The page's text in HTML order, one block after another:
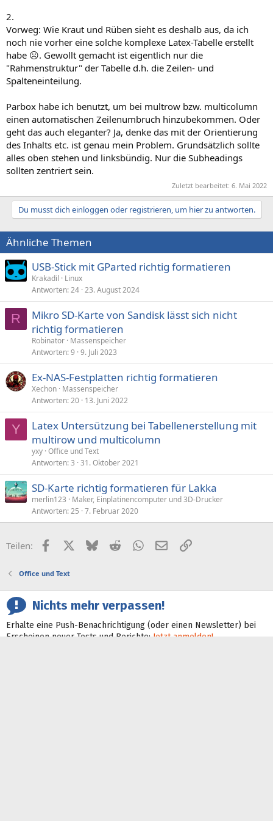
2.
Vorweg: Wie Kraut und Rüben sieht es deshalb aus, da ich
noch nie vorher eine solche komplexe Latex-Tabelle erstellt
habe ☹️. Gewollt gemacht ist eigentlich nur die
"Rahmenstruktur" der Tabelle d.h. die Zeilen- und
Spalteneinteilung.
Parbox habe ich benutzt, um bei multrow bzw. multicolumn
einen automatischen Zeilenumbruch hinzubekommen. Oder
geht das auch eleganter? Ja, denke das mit der Orientierung
des Inhalts etc. ist genau mein Problem. Grundsätzlich sollte
alles oben stehen und linksbündig. Nur die Subheadings
sollten zentriert sein.
Zuletzt bearbeitet: 6. Mai 2022
Du musst dich einloggen oder registrieren, um hier zu antworten.
Ähnliche Themen
USB-Stick mit GParted richtig formatieren
Krakadil
Linux
Antworten 24 23. August 2024
R
Mikro SD-Karte von Sandisk lässt sich nicht
richtig formatieren
Robinator Massenspeicher
Antworten 9 9. Juli 2023
Ex-NAS-Festplatten richtig formatieren
Xechon Massenspeicher
Antworten 20 13. Juni 2022
Y
Latex Untersützung bei Tabellenerstellung mit
multirow und multicolumn
yxy Office und Text
Antworten 3 31. Oktober 2021
SD-Karte richtig formatieren für Lakka
merlin123
Maker, Einplatinencomputer und 3D-Drucker
Antworten 25 7. Februar 2020
Teilen: FacebookX (Twitter)
BlueskyRedditWhatsApp
E-MailLink
Office und Text
Nichts mehr verpassen!
Erhalte eine Push-Benachrichtigung (oder einen Newsletter) bei
Erscheinen neuer Tests und Berichte: Jetzt anmelden!